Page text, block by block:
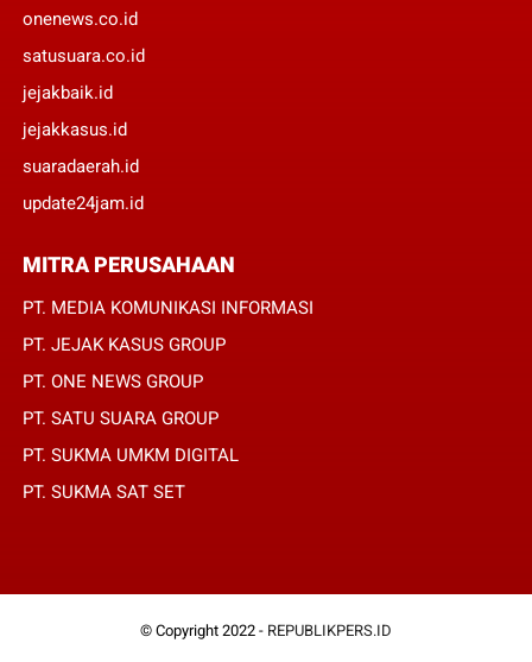
onenews.co.id
satusuara.co.id
jejakbaik.id
jejakkasus.id
suaradaerah.id
update24jam.id
MITRA PERUSAHAAN
PT. MEDIA KOMUNIKASI INFORMASI
PT. JEJAK KASUS GROUP
PT. ONE NEWS GROUP
PT. SATU SUARA GROUP
PT. SUKMA UMKM DIGITAL
PT. SUKMA SAT SET
© Copyright 2022 - REPUBLIKPERS.ID